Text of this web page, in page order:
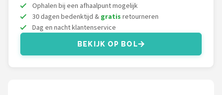
Shimano
Cortina
Alle merken →
Ophalen bij een afhaalpunt mogelijk
30 dagen bedenktijd & gratis retourneren
Dag en nacht klantenservice
BEKIJK OP BOL